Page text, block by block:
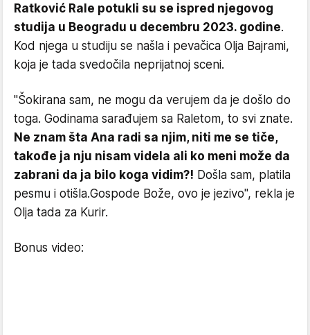
Ratković Rale potukli su se ispred njegovog
studija u Beogradu u decembru 2023. godine.
Kod njega u studiju se našla i pevačica Olja Bajrami,
koja je tada svedočila neprijatnoj sceni.
"Šokirana sam, ne mogu da verujem da je došlo do
toga. Godinama sarađujem sa Raletom, to svi znate.
Ne znam šta Ana radi sa njim, niti me se tiče,
takođe ja nju nisam videla ali ko meni može da
zabrani da ja bilo koga vidim?! Došla sam, platila
pesmu i otišla.Gospode Bože, ovo je jezivo", rekla je
Olja tada za Kurir.
Bonus video: